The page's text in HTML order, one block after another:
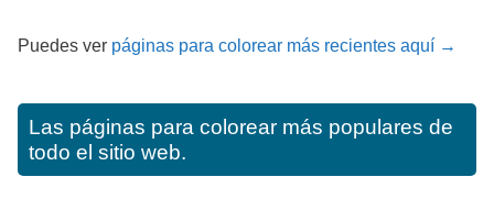
Puedes ver páginas para colorear más recientes aquí →
Las páginas para colorear más populares de
todo el sitio web.